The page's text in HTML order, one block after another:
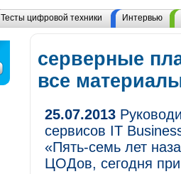
Тесты цифровой техники Интервью
серверные
все
25.07.2013
сервисов IT
«Пять-семь лет
ЦОДов, сегодня